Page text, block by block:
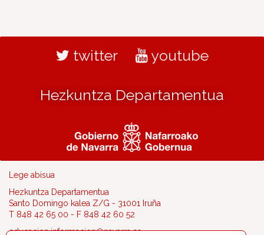
twitter youtube
Hezkuntza Departamentua
Lege abisua
Hezkuntza Departamentua
Santo Domingo kalea Z/G - 31001 Iruña
T 848 42 65 00 - F 848 42 60 52
educacion.informacion@navarra.es